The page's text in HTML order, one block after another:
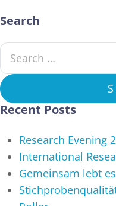
Search
Search for:
Recent Posts
Research Evening
International
Gemeinsam lebt